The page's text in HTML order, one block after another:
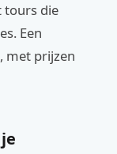
tours die
Een
met prijzen